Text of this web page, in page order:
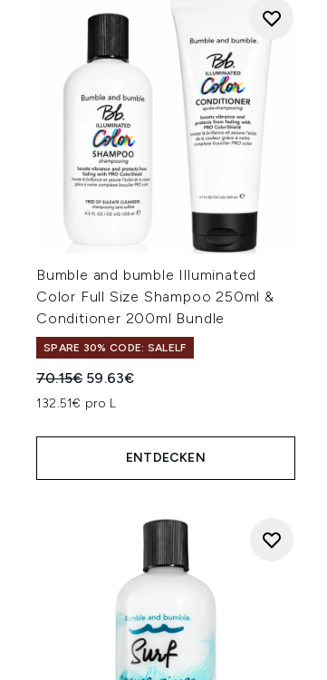
Bumble and bumble Illuminated
Color Full Size Shampoo 250ml &
Conditioner 200ml Bundle
SPARE 30% CODE: SALELF
Unverbindliche Preisempfehlung:
70.15€ Aktueller Preis:
59.63€
132.51€ pro L
ENTDECKEN